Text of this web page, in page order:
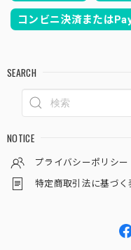
コンビニ決済または
SEARCH
NOTICE
プライバシーポリシー
特定商取引法に基づく